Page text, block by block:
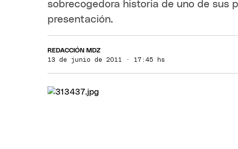
sobrecogedora historia de uno de sus
presentación.
REDACCIÓN MDZ
13 de junio de 2011 · 17:45 hs